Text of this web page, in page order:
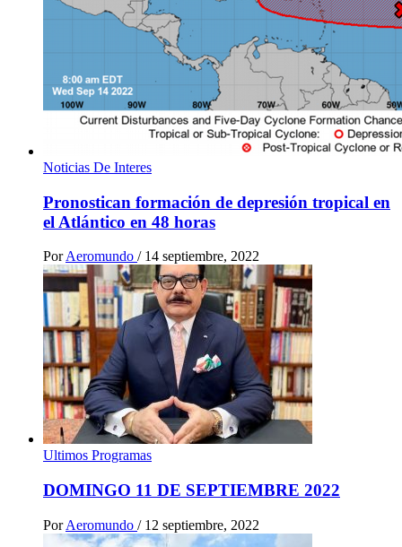
Noticias De Interes
Pronostican formación de depresión tropical en
el Atlántico en 48 horas
PorAeromundo / 14 septiembre, 2022
Ultimos Programas
DOMINGO 11 DE SEPTIEMBRE 2022
Por Aeromundo / 12 septiembre, 2022